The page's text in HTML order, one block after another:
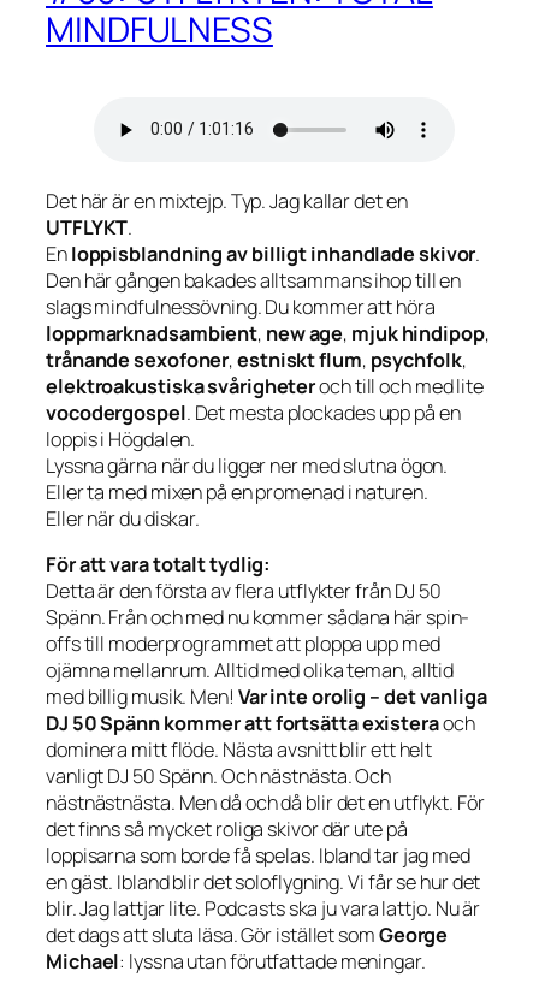
MINDFULNESS
Det här är en mixtejp. Typ. Jag kallar det en
UTFLYKT.
Enloppisblandning av billigt inhandlade skivor.
Den här gången bakades alltsammans ihop till en
slags mindfulnessövning. Du kommer att höra
loppmarknadsambient, new age, mjuk hindipop,
trånande sexofoner,estniskt flum, psychfolk,
elektroakustiska svårigheteroch till och med lite
vocodergospel. Det mesta plockades upp på en
loppis i Högdalen.
Lyssna gärna när du ligger ner med slutna ögon.
Eller ta med mixen på en promenad i naturen.
Eller när du diskar.
För att vara totalt tydlig:
Detta är den första av flera utflykter från DJ 50
Spänn. Från och med nu kommer sådana här spin-
offs till moderprogrammet att ploppa upp med
ojämna mellanrum. Alltid med olika teman, alltid
med billig musik. Men! Var inte orolig – det vanliga
DJ 50 Spänn kommer att fortsätta existeraoch
dominera mitt flöde. Nästa avsnitt blir ett helt
vanligt DJ 50 Spänn. Och nästnästa. Och
nästnästnästa. Men då och då blir det en utflykt. För
det finns så mycket roliga skivor där ute på
loppisarna som borde få spelas. Ibland tar jag med
en gäst. Ibland blir det soloflygning. Vi får se hur det
blir. Jag lattjar lite. Podcasts ska ju vara lattjo. Nu är
det dags att sluta läsa. Gör istället somGeorge
Michael: lyssna utan förutfattade meningar.